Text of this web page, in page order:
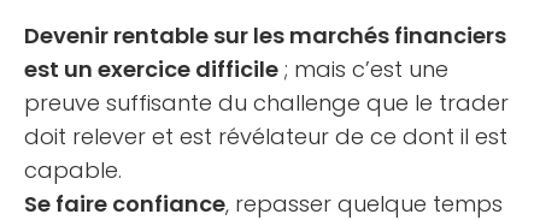
Devenir rentable sur les marchés financiers
est un exercice difficile ; mais c’est une
preuve suffisante du challenge que le trader
doit relever et est révélateur de ce dont il est
capable.
Se faire confiance, repasser quelque temps